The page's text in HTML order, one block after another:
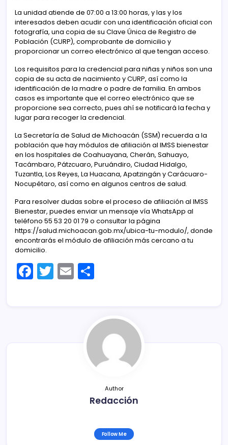
La unidad atiende de 07:00 a 13:00 horas, y las y los
interesados deben acudir con una identificación oficial con
fotografía, una copia de su Clave Única de Registro de
Población (CURP), comprobante de domicilio y
proporcionar un correo electrónico al que tengan acceso.
Los requisitos para la credencial para niñas y niños son una
copia de su acta de nacimiento y CURP, así como la
identificación de la madre o padre de familia. En ambos
casos es importante que el correo electrónico que se
proporcione sea correcto, pues ahí se notificará la fecha y
lugar para recoger la credencial.
La Secretaría de Salud de Michoacán (SSM) recuerda a la
población que hay módulos de afiliación al IMSS bienestar
en los hospitales de Coahuayana, Cherán, Sahuayo,
Tacámbaro, Pátzcuaro, Puruándiro, Ciudad Hidalgo,
Tuzantla, Los Reyes, La Huacana, Apatzingán y Carácuaro-
Nocupétaro, así como en algunos centros de salud.
Para resolver dudas sobre el proceso de afiliación al IMSS
Bienestar, puedes enviar un mensaje vía WhatsApp al
teléfono 55 53 20 01 79 o consultar la página
https://salud.michoacan.gob.mx/ubica-tu-modulo/, donde
encontrarás el módulo de afiliación más cercano a tu
domicilio.
F T E
p
ar
tir
Author
Redacción
Follow Me